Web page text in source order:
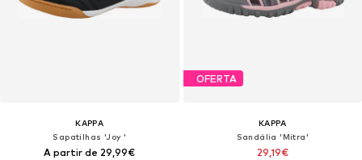
KAPPA
Sapatilhas 'Joy '
A partir de 29,99€
OFERTA
KAPPA
Sandália 'Mitra'
29,19€